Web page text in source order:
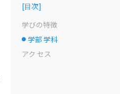
[目次]
学びの特徴
選択中のドット
学部 学科
アク セス